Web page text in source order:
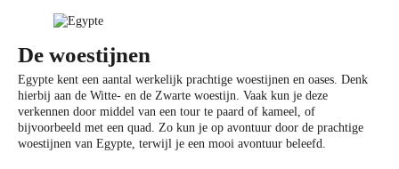
De woestijnen
Egypte kent een aantal werkelijk prachtige woestijnen en oases. Denk
hierbij aan de Witte- en de Zwarte woestijn. Vaak kun je deze
verkennen door middel van een tour te paard of kameel, of
bijvoorbeeld met een quad. Zo kun je op avontuur door de prachtige
woestijnen van Egypte, terwijl je een mooi avontuur beleefd.